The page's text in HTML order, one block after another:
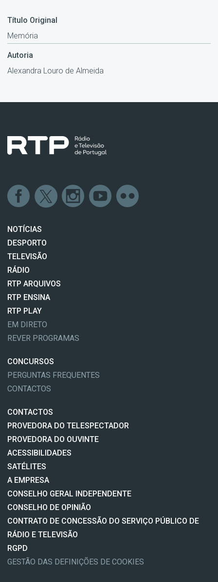
Título Original
Memória
Autoria
Alexandra Louro de Almeida
NOTÍCIAS
DESPORTO
TELEVISÃO
RÁDIO
RTP ARQUIVOS
RTP ENSINA
RTP PLAY
EM DIRETO
REVER PROGRAMAS
CONCURSOS
PERGUNTAS FREQUENTES
CONTACTOS
CONTACTOS
PROVEDORA DO TELESPECTADOR
PROVEDORA DO OUVINTE
ACESSIBILIDADES
SATÉLITES
A EMPRESA
CONSELHO GERAL INDEPENDENTE
CONSELHO DE OPINIÃO
CONTRATO DE CONCESSÃO DO SERVIÇO PÚBLICO DE
RÁDIO E TELEVISÃO
RGPD
GESTÃO DAS DEFINIÇÕES DE COOKIES